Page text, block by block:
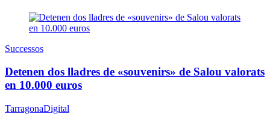
Successos
Detenen dos lladres de «souvenirs» de Salou valorats
en 10.000 euros
TarragonaDigital